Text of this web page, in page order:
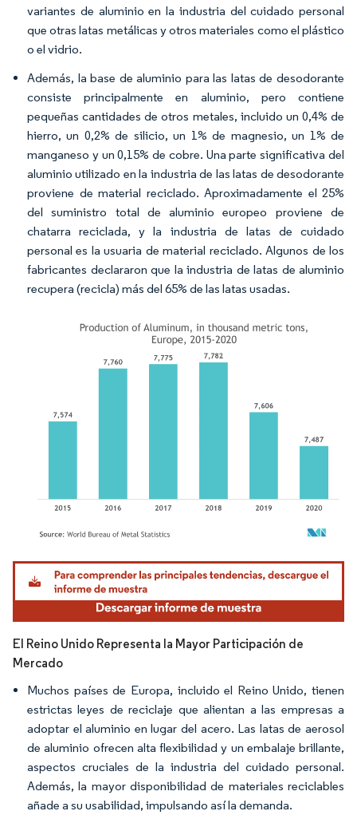
variantes de aluminio en la industria del cuidado personal
que otras latas metálicas y otros materiales como el plástico
o el vidrio.
Además, la base de aluminio para las latas de desodorante
consiste principalmente en aluminio, pero contiene
pequeñas cantidades de otros metales, incluido un 0,4% de
hierro, un 0,2% de silicio, un 1% de magnesio, un 1% de
manganeso y un 0,15% de cobre. Una parte significativa del
aluminio utilizado en la industria de las latas de desodorante
proviene de material reciclado. Aproximadamente el 25%
del suministro total de aluminio europeo proviene de
chatarra reciclada, y la industria de latas de cuidado
personal es la usuaria de material reciclado. Algunos de los
fabricantes declararon que la industria de latas de aluminio
recupera (recicla) más del 65% de las latas usadas.
Imagen © Mordor Intelligence. El uso requiere atribución según CC BY 4.0.
El Reino Unido Representa la Mayor Participación de
Mercado
Muchos países de Europa, incluido el Reino Unido, tienen
estrictas leyes de reciclaje que alientan a las empresas a
adoptar el aluminio en lugar del acero. Las latas de aerosol
de aluminio ofrecen alta flexibilidad y un embalaje brillante,
aspectos cruciales de la industria del cuidado personal.
Además, la mayor disponibilidad de materiales reciclables
añade a su usabilidad, impulsando así la demanda.